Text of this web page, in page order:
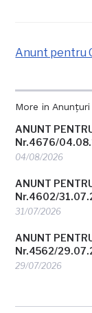
More in
ANUNT
Nr.4676/
04/08/2026
ANUNT
Nr.4602/
31/07/2026
ANUNT
Nr.4562/
29/07/2026
Anunt pentru